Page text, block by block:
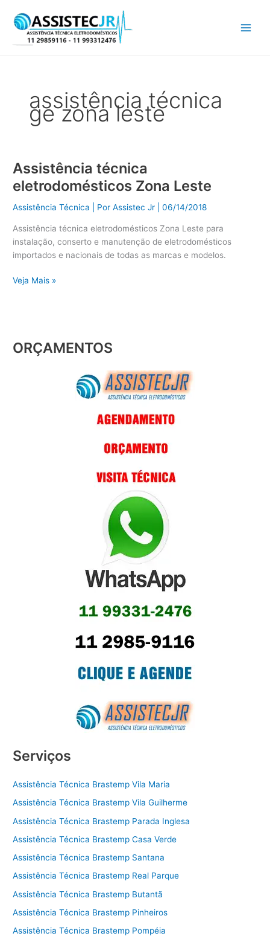
para
conteúdo
assistência técnica
ge zona leste
Assistência técnica
eletrodomésticos Zona Leste
Assistência Técnica | PorAssistec Jr |06/14/2018
Assistência técnica eletrodomésticos Zona Leste para
instalação, conserto e manutenção de eletrodomésticos
importados e nacionais de todas as marcas e modelos.
Assistência
técnica
eletrodomésticos
Zona
Veja Mais »
ORÇAMENTOS
Serviços
Assistência Técnica Brastemp Vila Maria
Assistência Técnica Brastemp Vila Guilherme
Assistência Técnica Brastemp Parada Inglesa
Assistência Técnica Brastemp Casa Verde
Assistência Técnica Brastemp Santana
Assistência Técnica Brastemp Real Parque
Assistência Técnica Brastemp Butantã
Assistência Técnica Brastemp Pinheiros
Assistência Técnica Brastemp Pompéia